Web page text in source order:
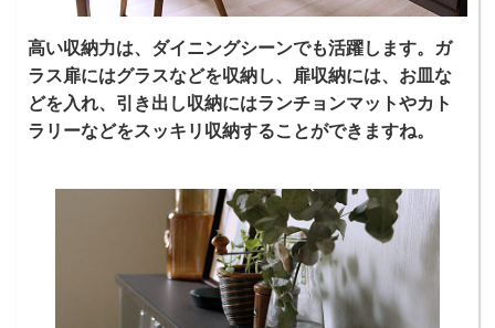
高い収納力は、ダイニングシーンでも活躍します。ガ
ラス扉にはグラスなどを収納し、扉収納には、お皿な
どを入れ、引き出し収納にはランチョンマットやカト
ラリーなどをスッキリ収納することができますね。